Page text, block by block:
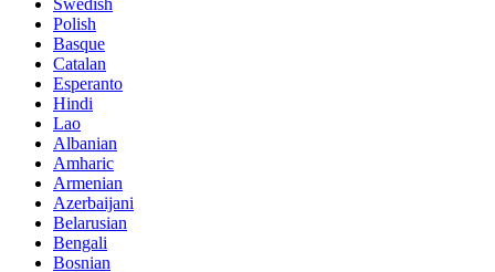
Polish
Basque
Catalan
Esperanto
Hindi
Lao
Albanian
Amharic
Armenian
Azerbaijani
Belarusian
Bengali
Bosnian